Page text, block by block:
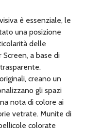
è essenziale, le
una posizione
delle
a base di
creano un
gli spazi
nota di colore ai
vetrate. Munite di
colorate